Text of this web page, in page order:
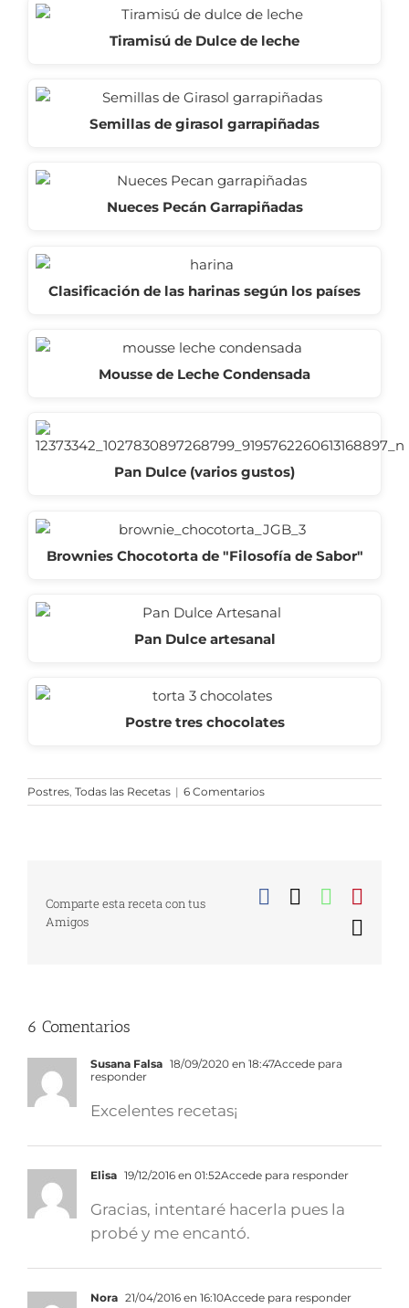
Tiramisú de Dulce de leche
Semillas de girasol garrapiñadas
Nueces Pecán Garrapiñadas
Clasificación de las harinas según los países
Mousse de Leche Condensada
Pan Dulce (varios gustos)
Brownies Chocotorta de "Filosofía de Sabor"
Pan Dulce artesanal
Postre tres chocolates
Postres, Todas las Recetas | 6 Comentarios
Comparte esta receta con tus
Amigos
Facebook
6 Comentarios
Susana Falsa 18/09/2020 en 18:47Accede para
responder
Excelentes recetas¡
Elisa 19/12/2016 en 01:52Accede para responder
Gracias, intentaré hacerla pues la
probé y me encantó.
Nora 21/04/2016 en 16:10Accede para responder